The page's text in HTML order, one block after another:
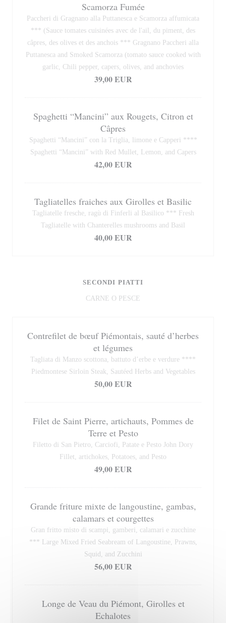
Scamorza Fumée
Paccheri di Gragnano alla Puttanesca e Scamorza affumicata
*** (Sauce tomates cuisinées avec de l'ail, du piment, des
câpres, des olives et des anchois *** Gragnano Paccheri alla
Puttanesca and Smoked Scamorza (tomato sauce cooked with
garlic, Chili pepper, capers, olives, and anchovies
39,00 EUR
Spaghetti “Mancini” aux Rougets, Citron et
Câpres
Spaghetti “Mancini” con la Triglia, limone e Capperi ****
Spaghetti “Mancini” with Red Mullet, Lemon, and Capers
42,00 EUR
Tagliatelles fraiches aux Girolles et Basilic
Tagliatelle fresche, ragù di Finferli al Basilico *** Fresh
Tagliatelle with Chanterelles mushrooms and Basil
40,00 EUR
SECONDI PIATTI
CARNE O PESCE
Contrefilet de bœuf Piémontais, sauté d’herbes
et légumes
Tagliata di Manzo scottona, battuto d’erbe e verdure ****
Piedmontese Sirloin Steak, Sautéed Herbs and Vegetables
50,00 EUR
Filet de Saint Pierre, artichauts, Pommes de
Terre et Pesto
Filetto di San Pietro, Carciofi, Patate e Pesto John Dory
Fillet, artichokes, Potatoes, and Pesto
49,00 EUR
Grande friture mixte de langoustine, gambas,
calamars et courgettes
Gran fritto misto di scampi, gamberi, calamari e zucchine
*** Large Mixed Fried Seabream of Langoustine, Prawns,
Squid, and Zucchini
56,00 EUR
Longe de Veau du Piémont, Girolles et
Echalotes